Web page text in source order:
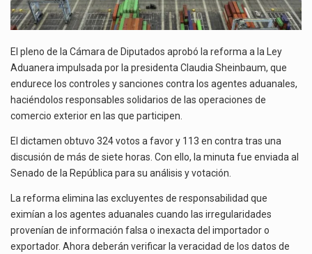
El pleno de la Cámara de Diputados aprobó la reforma a la Ley
Aduanera impulsada por la presidenta Claudia Sheinbaum, que
endurece los controles y sanciones contra los agentes aduanales,
haciéndolos responsables solidarios de las operaciones de
comercio exterior en las que participen.
El dictamen obtuvo 324 votos a favor y 113 en contra tras una
discusión de más de siete horas. Con ello, la minuta fue enviada al
Senado de la República para su análisis y votación.
La reforma elimina las excluyentes de responsabilidad que
eximían a los agentes aduanales cuando las irregularidades
provenían de información falsa o inexacta del importador o
exportador. Ahora deberán verificar la veracidad de los datos de